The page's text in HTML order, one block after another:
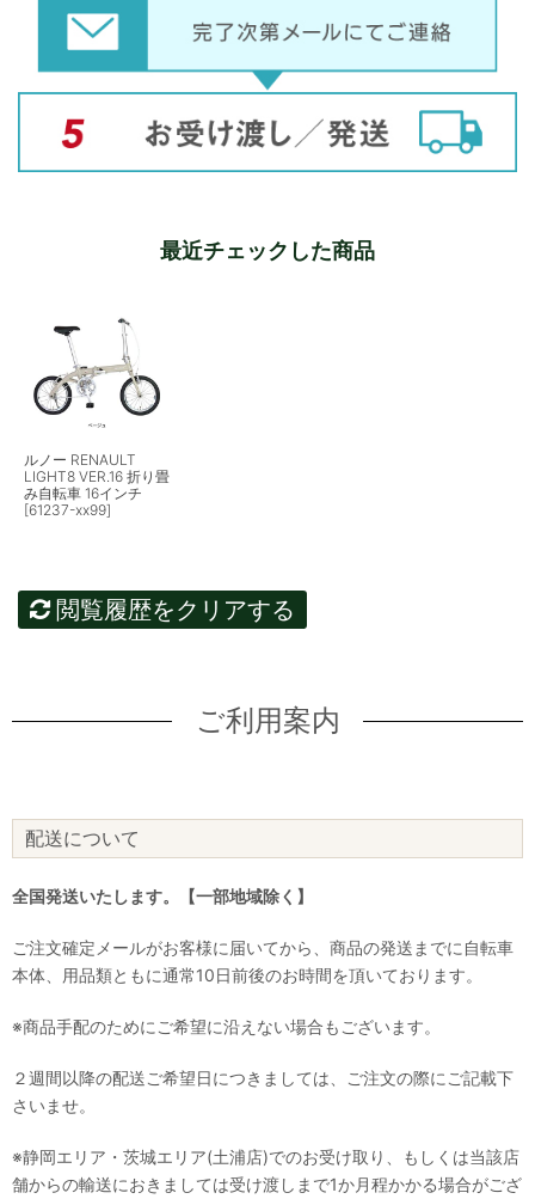
最近チェックした商品
ルノー RENAULT
LIGHT8 VER.16 折り畳
み自転車 16インチ
[61237-xx99]
閲覧履歴をクリアする
ご利用案内
配送について
全国発送いたします。【一部地域除く】
ご注文確定メールがお客様に届いてから、商品の発送までに自転車
本体、用品類ともに通常10日前後のお時間を頂いております。
※商品手配のためにご希望に沿えない場合もございます。
２週間以降の配送ご希望日につきましては、ご注文の際にご記載下
さいませ。
※静岡エリア・茨城エリア(土浦店)でのお受け取り、もしくは当該店
舗からの輸送におきましては受け渡しまで1か月程かかる場合がござ